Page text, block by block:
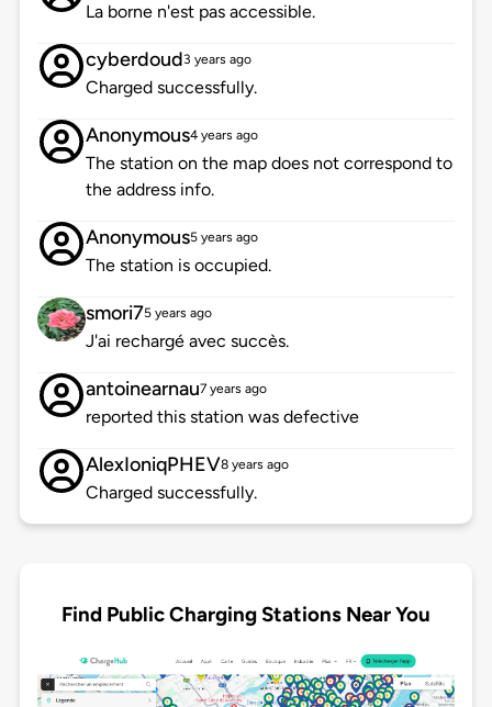
La borne n'est pas accessible.
cyberdoud3 years ago
Charged successfully.
Anonymous4 years ago
The station on the map does not correspond to
the address info.
Anonymous5 years ago
The station is occupied.
smori75 years ago
J'ai rechargé avec succès.
antoinearnau7 years ago
reported this station was defective
AlexIoniqPHEV8 years ago
Charged successfully.
Find Public Charging Stations Near You